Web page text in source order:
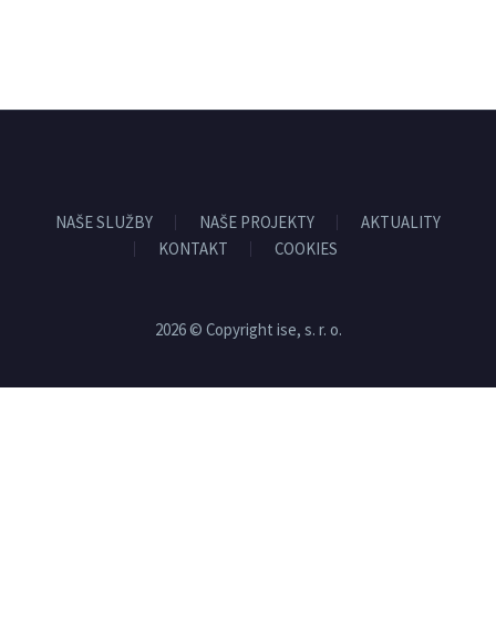
NAŠE SLUŽBY NAŠE PROJEKTY
AKTUALITY
KONTAKT
COOKIES
2026 © Copyright ise, s. r. o.